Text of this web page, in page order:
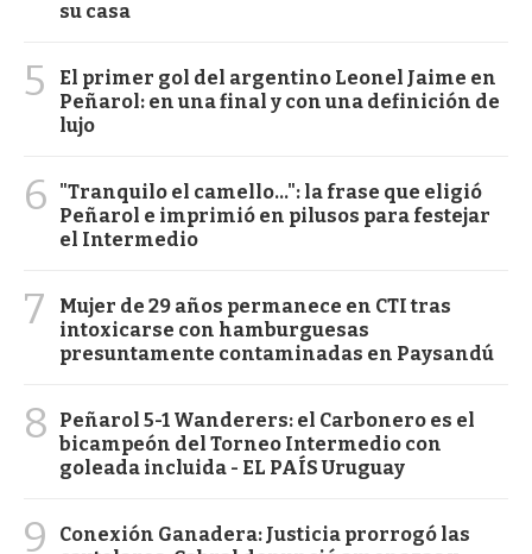
su casa
5
El primer gol del argentino Leonel Jaime en
Peñarol: en una final y con una definición de
lujo
6
"Tranquilo el camello...": la frase que eligió
Peñarol e imprimió en pilusos para festejar
el Intermedio
7
Mujer de 29 años permanece en CTI tras
intoxicarse con hamburguesas
presuntamente contaminadas en Paysandú
8
Peñarol 5-1 Wanderers: el Carbonero es el
bicampeón del Torneo Intermedio con
goleada incluida - EL PAÍS Uruguay
9
Conexión Ganadera: Justicia prorrogó las